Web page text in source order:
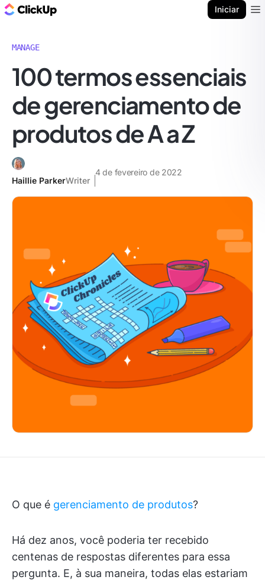
Iniciar
MANAGE
100 termos essenciais
de gerenciamento de
produtos de A a Z
Haillie ParkerWriter
4 de fevereiro de 2022
O que é gerenciamento de produtos?
Há dez anos, você poderia ter recebido
centenas de respostas diferentes para essa
pergunta. E, à sua maneira, todas elas estariam